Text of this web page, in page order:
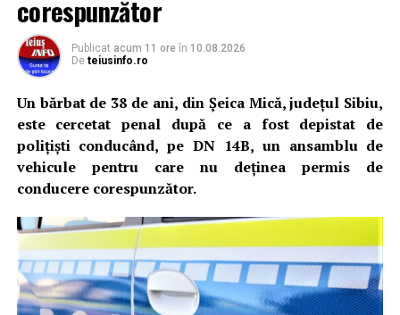
corespunzător
Publicat acum 11 ore în 10.08.2026
De teiusinfo.ro
Un bărbat de 38 de ani, din Șeica Mică, județul Sibiu,
este cercetat penal după ce a fost depistat de
polițiști conducând, pe DN 14B, un ansamblu de
vehicule pentru care nu deținea permis de
conducere corespunzător.